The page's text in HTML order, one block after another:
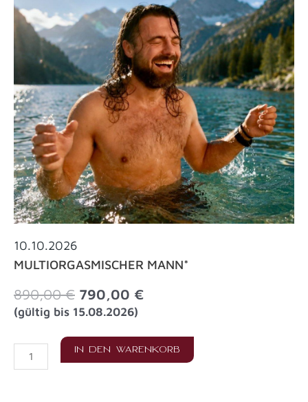
10.10.2026
MULTIORGASMISCHER MANN*
890,00€ Ursprünglicher
Preis
890,00 €
790,00 €
(gültig bis 15.08.2026)
Aktueller
790,00 €.
Multiorgasmischer
Mann*
IN DEN WARENKORB